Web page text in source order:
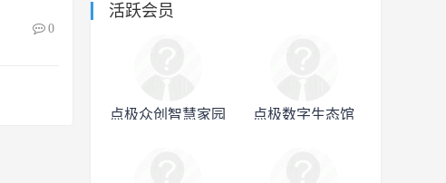
0
活跃会员
点极众创智慧家园 点极数字生态馆